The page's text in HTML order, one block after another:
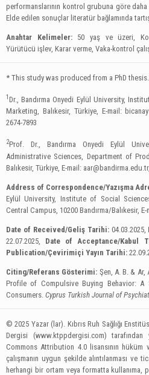
performanslarının kontrol grubuna göre
Elde edilen sonuçlar literatür bağlamında
Anahtar Kelimeler:50 yaş ve üzeri,
Yürütücü işlev, Karar verme, Vaka-kontrol
* This study was produced from a PhD thesis.
1Dr., Bandırma Onyedi Eylül University,
Marketing, Balıkesir, Türkiye, E-mail:
2674-7893
2Prof. Dr., Bandırma Onyedi Eylül
Administrative Sciences, Department of
Balıkesir, Türkiye, E-mail: aar@bandirma.edu.tr
Address of Correspondence/Yazışma
Eylül University, Institute of Social
Central Campus, 10200 Bandırma/Balıkesir, E-
Date of Received/Geliş Tarihi: 04.03.2025,
22.07.2025, Date of Acceptance/Kabul
Publication/Çevirimiçi Yayın Tarihi:
Citing/Referans Gösterimi: Şen, A. B. &
Profile of Compulsive Buying Behavior:
Consumers. Cyprus Turkish Journal of
© 2025 Yazar (lar). Kıbrıs Ruh Sağlığı
Dergisi (www.ktppdergisi.com) tarafından
Commons Attribution 4.0 lisansının hüküm
çalışmanın uygun şekilde alıntılanması ve
herhangi bir ortam veya formatta kullanıma,